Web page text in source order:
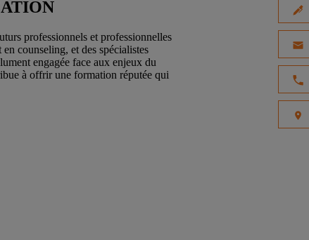
professionnels et professionnelles
counseling, et des spécialistes
engagée face aux enjeux du
à offrir une formation réputée qui